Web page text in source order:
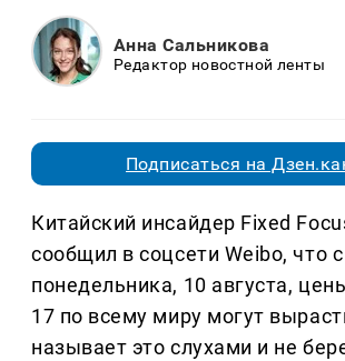
Анна Сальникова
Редактор новостной ленты
Подписаться на
Китайский инсайдер Fixed
сообщил в соцсети Weibo, что с
понедельника, 10 августа,
17 по всему миру могут
называет это слухами и не